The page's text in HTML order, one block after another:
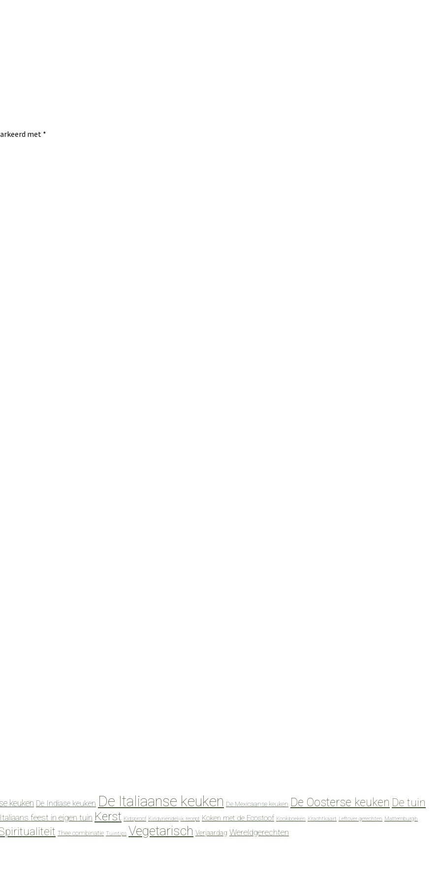
met *
keuken De Indiase keuken De Italiaanse keuken De Mexicaanse keuken De Oosterse keuken De tuin
Italiaans feest in eigen tuin Kerst Kidsproof Kindvriendelijk recept Koken met de Ecostoof Kookboeken Krachtkaart Leftover gerechten Mattemburgh
Thee combinatie Tuintips Vegetarisch Verjaardag Wereldgerechten